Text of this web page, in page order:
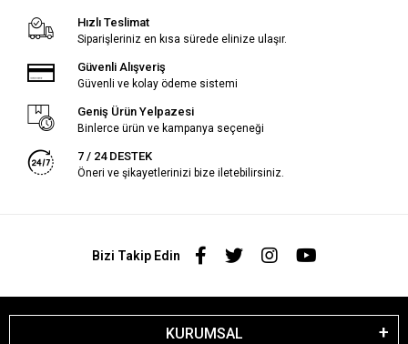
Hızlı Teslimat
Siparişleriniz en kısa sürede elinize ulaşır.
Güvenli Alışveriş
Güvenli ve kolay ödeme sistemi
Geniş Ürün Yelpazesi
Binlerce ürün ve kampanya seçeneği
7 / 24 DESTEK
Öneri ve şikayetlerinizi bize iletebilirsiniz.
Bizi Takip Edin
KURUMSAL